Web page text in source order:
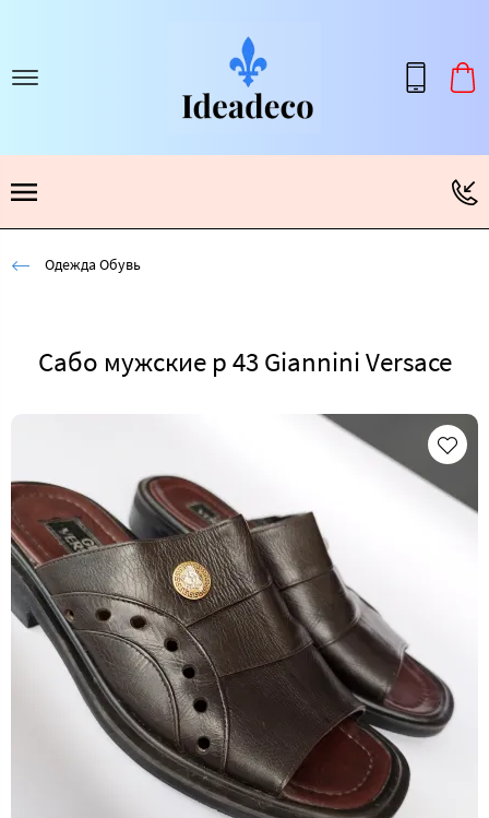
Одежда Обувь
Сабо мужские р 43 Giannini Versace